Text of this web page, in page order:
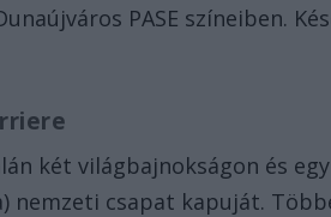
PASE színeiben.
két világbajnokságon és
nemzeti csapat kapuját.